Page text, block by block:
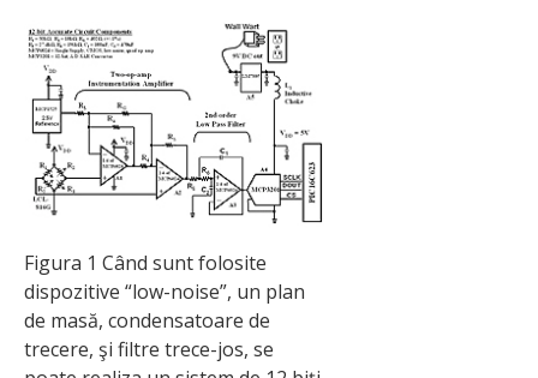
Figura 1 Când sunt folosite
dispozitive “low-noise”, un plan
de masă, condensatoare de
trecere, şi filtre trece-jos, se